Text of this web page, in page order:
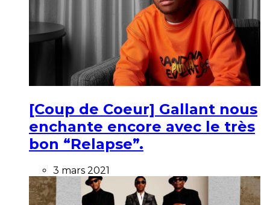
[Coup de Coeur] Gallant nous
enchante encore avec le très
bon “Relapse”.
3 mars 2021